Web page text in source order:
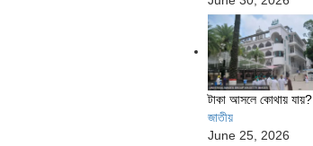
টাকা আসলে কোথায় যায়?
জাতীয়
June 25, 2026